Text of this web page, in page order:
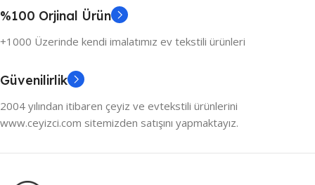
%100 Orjinal Ürün
+1000 Üzerinde kendi imalatımız ev tekstili ürünleri
Güvenilirlik
2004 yılından itibaren çeyiz ve evtekstili ürünlerini
www.ceyizci.com sitemizden satışını yapmaktayız.